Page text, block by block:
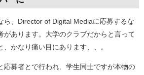
ら、Director of Digital Mediaに応募するな
があります。大学のクラブだからと言って
かなり痛い目にあります、、。
応募者とで行われ、学生同士ですが本物の